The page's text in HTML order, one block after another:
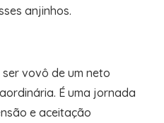
anjinhos.
vovô de um neto
É uma jornada
e aceitação